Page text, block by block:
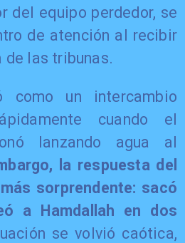
del equipo perdedor, se
de atención al recibir
de las tribunas.
como un intercambio
cuando el
lanzando agua al
la respuesta del
sorprendente: sacó
a Hamdallah en dos
se volvió caótica,